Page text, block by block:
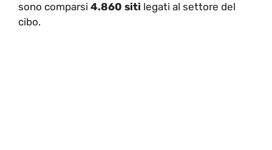
sono comparsi 4.860 siti legati al settore del
cibo.